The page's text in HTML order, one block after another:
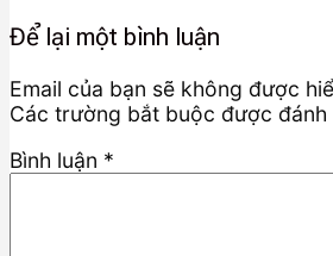
Để lại một bình luận
Email của bạn sẽ không được
Các trường bắt buộc được đánh
Bình luận *